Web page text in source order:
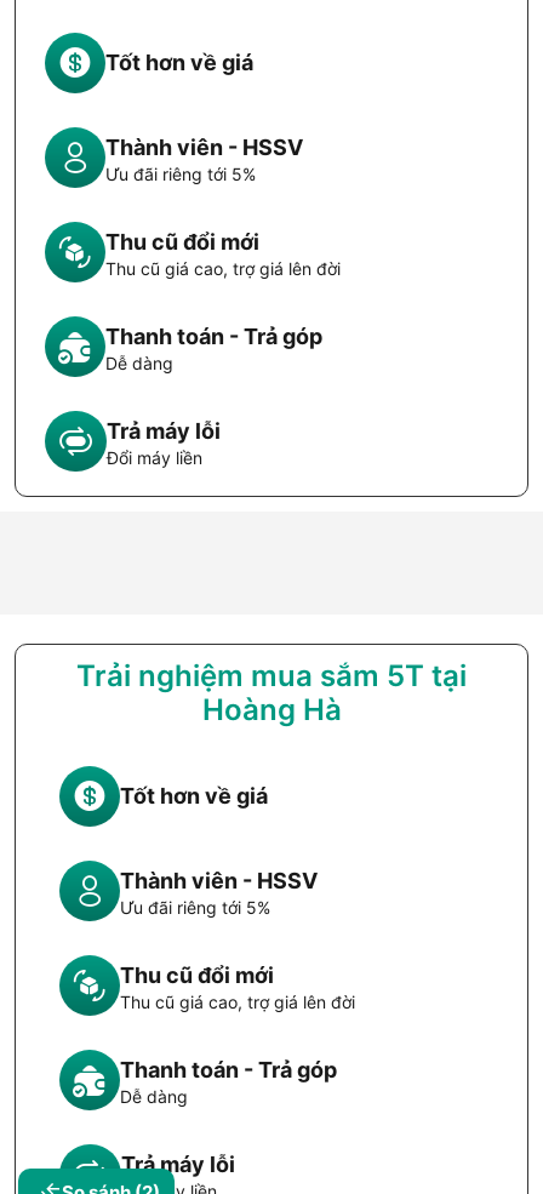
Tốt hơn về giá
Thành viên - HSSV
Ưu đãi riêng tới 5%
Thu cũ đổi mới
Thu cũ giá cao, trợ giá lên đời
Thanh toán - Trả góp
Dễ dàng
Trả máy lỗi
Đổi máy liền
Trải nghiệm mua sắm 5T tại
Hoàng Hà
Tốt hơn về giá
Thành viên - HSSV
Ưu đãi riêng tới 5%
Thu cũ đổi mới
Thu cũ giá cao, trợ giá lên đời
Thanh toán - Trả góp
Dễ dàng
Trả máy lỗi